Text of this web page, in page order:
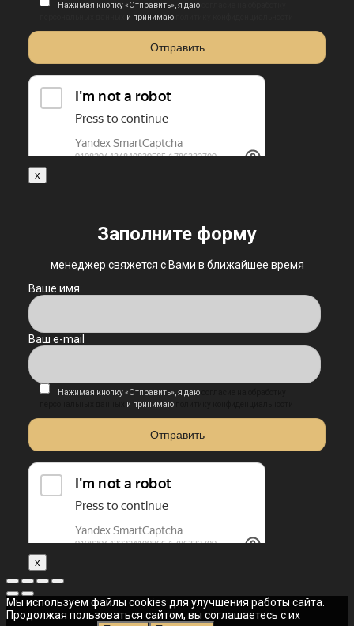
Нажимая кнопку «Отправить», я даю
и принимаю
x
Заполните форму
менеджер свяжется с Вами в ближайшее время
Ваше имя
Ваш e-mail
Нажимая кнопку «Отправить», я даю
и принимаю
x
Мы используем файлы cookies для улучшения работы сайта.
Продолжая пользоваться сайтом, вы соглашаетесь с их